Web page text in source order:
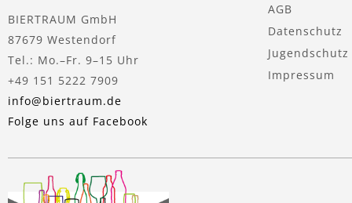
BIERTRAUM GmbH
87679 Westendorf
Tel.: Mo.–Fr. 9–15 Uhr
+49 151 5222 7909
info@biertraum.de
Folge uns auf Facebook
AGB
Datenschutz
Jugendschutz
Impressum